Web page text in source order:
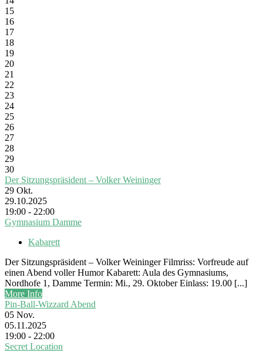
15
16
17
18
19
20
21
22
23
24
25
26
27
28
29
30
Der Sitzungspräsident – Volker Weininger
29 Okt.
29.10.2025
19:00 - 22:00
Gymnasium Damme
Kabarett
Der Sitzungspräsident – Volker Weininger Filmriss: Vorfreude auf
einen Abend voller Humor Kabarett: Aula des Gymnasiums,
Nordhofe 1, Damme Termin: Mi., 29. Oktober Einlass: 19.00 [...]
More Info
Pin-Ball-Wizzard Abend
05 Nov.
05.11.2025
19:00 - 22:00
Secret Location